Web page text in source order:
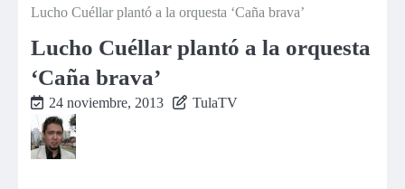
Lucho Cuéllar plantó a la orquesta ‘Caña brava’
Lucho Cuéllar plantó a la orquesta
‘Caña brava’
24 noviembre, 2013 TulaTV